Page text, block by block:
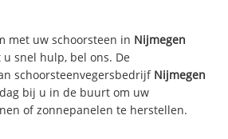
met uw schoorsteen in Nijmegen
snel hulp, bel ons. De
schoorsteenvegersbedrijf Nijmegen
bij u in de buurt om uw
of zonnepanelen te herstellen.